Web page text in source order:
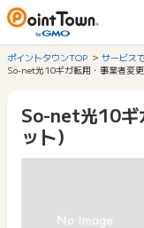
ポイントタウンTOP サービス
So-net光10ギガ転用・事業者変更
So-net光10ギ
ット）